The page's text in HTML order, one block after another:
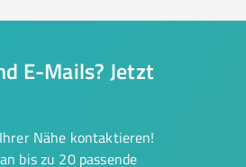
E-Mails? Jetzt
Nähe kontaktieren!
bis zu 20 passende